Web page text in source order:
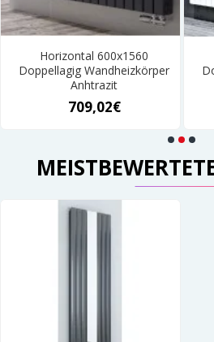
Horizontal 600x1560
Doppellagig Wandheizkörper
Anhtrazit
709,02€